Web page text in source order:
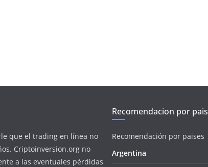
que el trading en línea no
Criptoinversion.org no
a las eventuales pérdidas
Recomendacion por pais
Recomendación por paises
Argentina